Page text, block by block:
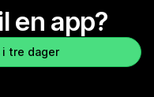
en app?
i tre dager